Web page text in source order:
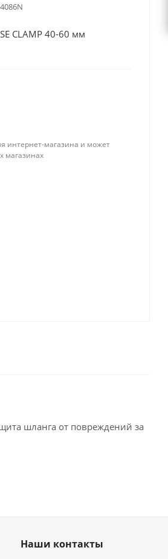
CLAMP 40-60 мм
интернет-магазина и может
магазинах
шланга от повреждений за
Наши контакты